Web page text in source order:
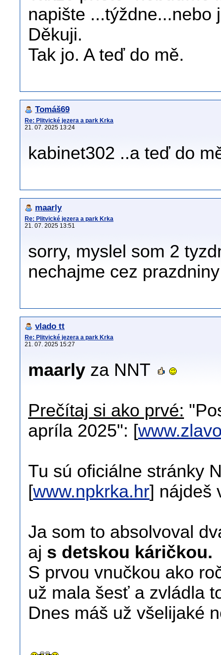
napište ...týždne...nebo
Děkuji.
Tak jo. A teď do mě.
Tomáš69
Re: Plitvické jezera a park Krka
21. 07. 2025 13:24
kabinet302 ..a teď do
maarly
Re: Plitvické jezera a park Krka
21. 07. 2025 13:51
sorry, myslel som 2
nechajme cez
vlado tt
Re: Plitvické jezera a park Krka
21. 07. 2025 15:27
maarly za NNT
Prečítaj si ako prvé:
apríla 2025": [
Tu sú oficiálne stránky
[www.npkrka.hr] nájdeš
Ja som to absolvoval
aj s detskou káričkou.
S prvou vnučkou ako
už mala šesť a zvládla
Dnes máš už všelijaké